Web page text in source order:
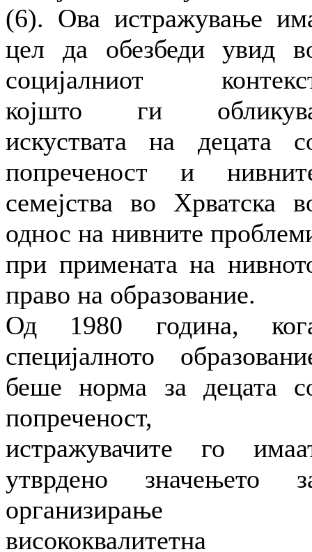
(6). Ова истражување
цел да обезбеди увид
социјалниот
којшто ги
искуствата на децата
попреченост и
семејства во Хрватска
однос на нивните
при примената на
право на образование.
Од 1980 година,
специјалното
беше норма за децата
попреченост,
истражувачите го
утврдено значењето
организирање
висококвалитетна